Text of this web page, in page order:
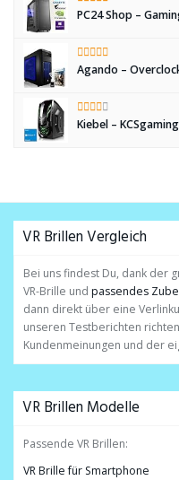
PC24 Shop –
Agando –
Kiebel –
VR Brillen Vergleich
Bei uns findest Du, dank der
VR-Brille und passendes
dann direkt über eine
unseren Testberichten
Kundenmeinungen und der
VR Brillen Modelle
Passende VR Brillen:
VR Brille für Smartphone